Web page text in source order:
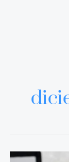
Estrategias